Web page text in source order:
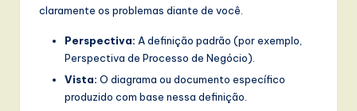
claramente os problemas diante de você.
Perspectiva: A definição padrão (por exemplo,
Perspectiva de Processo de Negócio).
Vista: O diagrama ou documento específico
produzido com base nessa definição.